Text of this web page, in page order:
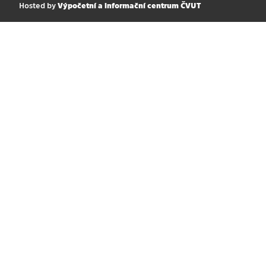
Hosted by Výpočetní a informační centrum ČVUT